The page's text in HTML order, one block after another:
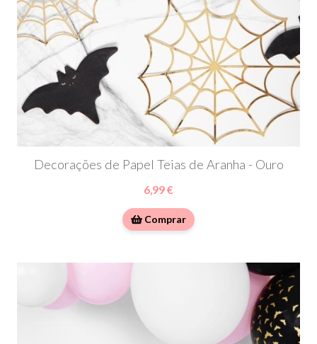
Decorações de Papel Teias de Aranha - Ouro
6,99 €
Comprar